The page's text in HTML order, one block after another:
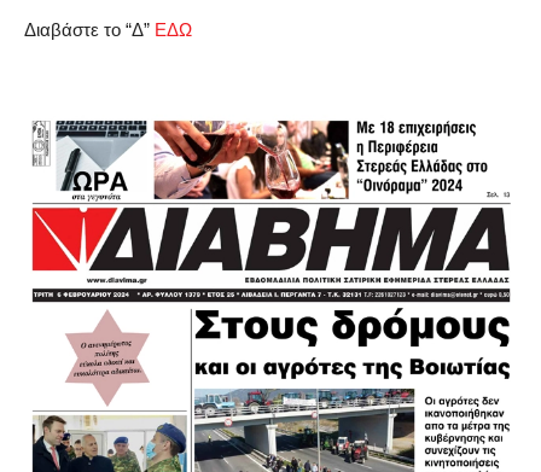
Διαβάστε το “Δ” ΕΔΩ